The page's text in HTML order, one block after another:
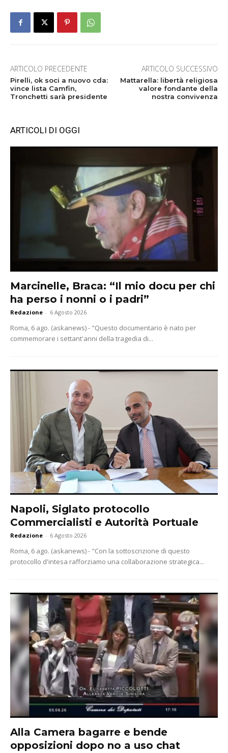
ARTICOLO PRECEDENTE
Pirelli, ok soci a nuovo cda:
vince lista Camfin,
Tronchetti sarà presidente
ARTICOLO SUCCESSIVO
Mattarella: libertà religiosa
valore fondante della
nostra convivenza
ARTICOLI DI OGGI
Marcinelle, Braca: “Il mio docu per chi
ha perso i nonni o i padri”
Redazione - 6 Agosto 2026
Roma, 6 ago. (askanews) - "Questo documentario è nato per
commemorare i settant'anni della tragedia di...
Napoli, Siglato protocollo
Commercialisti e Autorità Portuale
Redazione - 6 Agosto 2026
Roma, 6 ago. (askanews) - "Con la sottoscrizione di questo
protocollo d'intesa rafforziamo una collaborazione strategica...
Alla Camera bagarre e bende
opposizioni dopo no a uso chat